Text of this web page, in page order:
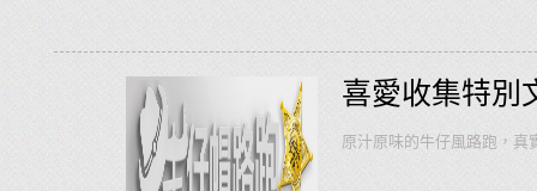
逛淡水新亮點滬尾藝文休閒
輕旅行。 ... more
喜愛收集特別
原汁原味的牛仔風路跑，真